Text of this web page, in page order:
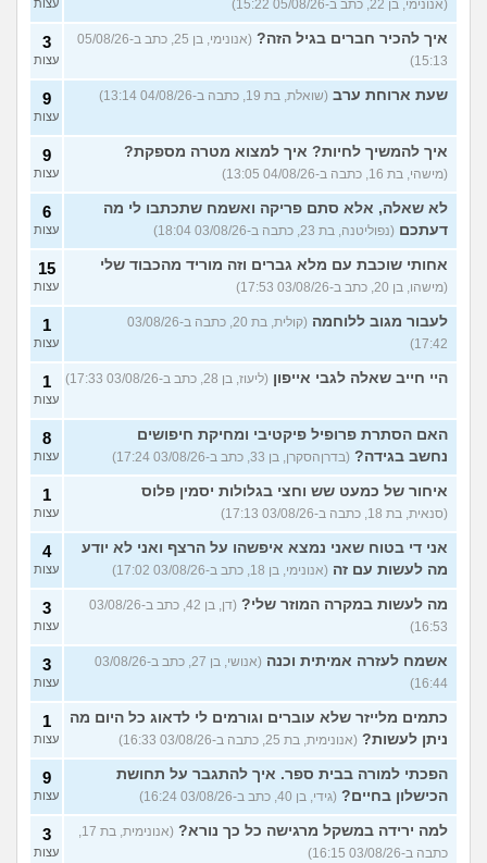
עוד שאלות חדשות במדור
(אנונימי, בן 22, כתב ב-05/08/26 15:22) עצות
איך להכיר חברים בגיל הזה?
(אנונימי, בן 25, כתב ב-05/08/26
15:13)
3
עצות
שעת ארוחת ערב (שואלת, בת 19, כתבה ב-04/08/26 13:14) 9
עצות
איך להמשיך לחיות? איך למצוא מטרה מספקת?
(מישהי, בת 16, כתבה ב-04/08/26 13:05)
9
עצות
לא שאלה, אלא סתם פריקה ואשמח שתכתבו לי מה
דעתכם (נפוליטנה, בת 23, כתבה ב-03/08/26 18:04)
6
עצות
אחותי שוכבת עם מלא גברים וזה מוריד מהכבוד שלי
(מישהו, בן 20, כתב ב-03/08/26 17:53)
15
עצות
לעבור מגוב ללוחמה
(קולית, בת 20, כתבה ב-03/08/26
17:42)
1
עצות
היי חייב שאלה לגבי אייפון (ליעוז, בן 28, כתב ב-03/08/26 17:33) 1
עצות
האם הסתרת פרופיל פיקטיבי ומחיקת חיפושים
נחשב בגידה? (בדרןהסקרן, בן 33, כתב ב-03/08/26 17:24)
8
עצות
איחור של כמעט שש וחצי בגלולות יסמין פלוס
(סנאית, בת 18, כתבה ב-03/08/26 17:13)
1
עצות
אני די בטוח שאני נמצא איפשהו על הרצף ואני לא יודע
מה לעשות עם זה (אנונימי, בן 18, כתב ב-03/08/26 17:02)
4
עצות
מה לעשות במקרה המוזר שלי?
(דן, בן 42, כתב ב-03/08/26
16:53)
3
עצות
אשמח לעזרה אמיתית וכנה
(אנושי, בן 27, כתב ב-03/08/26
16:44)
3
עצות
כתמים מלייזר שלא עוברים וגורמים לי לדאוג כל היום מה
ניתן לעשות? (אנונימית, בת 25, כתבה ב-03/08/26 16:33)
1
עצות
הפכתי למורה בבית ספר. איך להתגבר על תחושת
הכישלון בחיים? (גידי, בן 40, כתב ב-03/08/26 16:24)
9
עצות
למה ירידה במשקל מרגישה כל כך נורא?
(אנונימית, בת 17,
כתבה ב-03/08/26 16:15)
3
עצות